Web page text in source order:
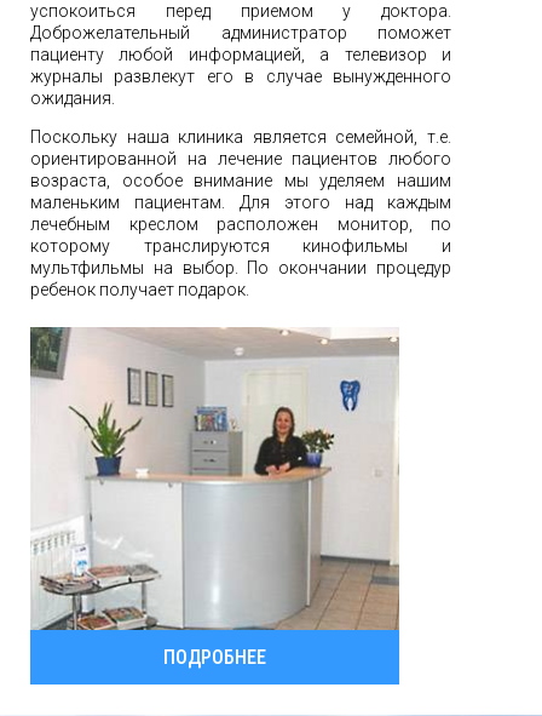
успокоиться перед приемом у доктора.
Доброжелательный администратор поможет
пациенту любой информацией, а телевизор и
журналы развлекут его в случае вынужденного
ожидания.
Поскольку наша клиника является семейной, т.е.
ориентированной на лечение пациентов любого
возраста, особое внимание мы уделяем нашим
маленьким пациентам. Для этого над каждым
лечебным креслом расположен монитор, по
которому транслируются кинофильмы и
мультфильмы на выбор. По окончании процедур
ребенок получает подарок.
ПОДРОБНЕЕ